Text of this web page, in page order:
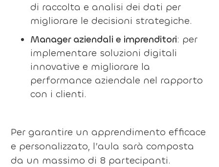
di raccolta e analisi dei dati per
migliorare le decisioni strategiche.
Manager aziendali e imprenditori: per
implementare soluzioni digitali
innovative e migliorare la
performance aziendale nel rapporto
con i clienti.
Per garantire un apprendimento efficace
e personalizzato, l’aula sarà composta
da un massimo di 8 partecipanti.